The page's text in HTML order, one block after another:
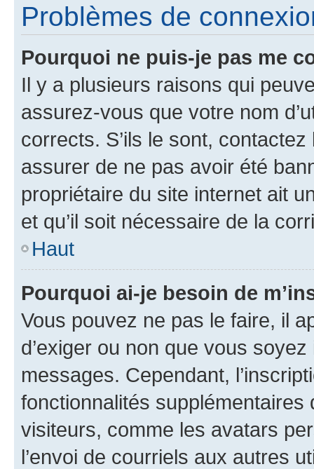
Problèmes de
Pourquoi ne puis-je pas me
Il y a plusieurs raisons qui
assurez-vous que votre nom
corrects. S’ils le sont,
assurer de ne pas avoir été
propriétaire du site internet ait
et qu’il soit nécessaire de la
Haut
Pourquoi ai-je besoin de
Vous pouvez ne pas le faire, il
d’exiger ou non que vous
messages. Cependant,
fonctionnalités
visiteurs, comme les avatars
l’envoi de courriels aux autres